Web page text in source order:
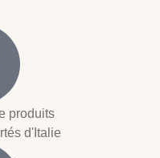
produits
d'Italie